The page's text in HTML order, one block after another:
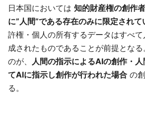
日本国においては 知的財産権の創作
に”人間”である存在のみに限定されて
許権・個人の所有するデータはすべ
成されたものであることが前提とな
のが、 人間の指示によるAIの創作・
てAIに指示し創作が行われた場合 の
る。